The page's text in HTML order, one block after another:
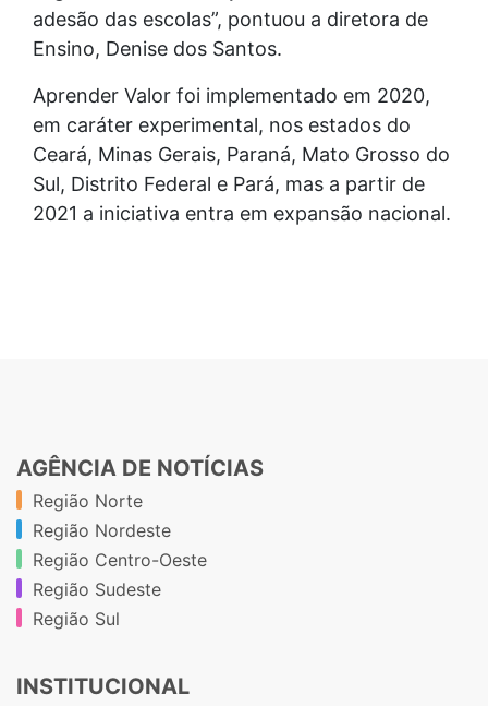
adesão das escolas”, pontuou a diretora de
Ensino, Denise dos Santos.
Aprender Valor foi implementado em 2020,
em caráter experimental, nos estados do
Ceará, Minas Gerais, Paraná, Mato Grosso do
Sul, Distrito Federal e Pará, mas a partir de
2021 a iniciativa entra em expansão nacional.
AGÊNCIA DE NOTÍCIAS
Região Norte
Região Nordeste
Região Centro-Oeste
Região Sudeste
Região Sul
INSTITUCIONAL